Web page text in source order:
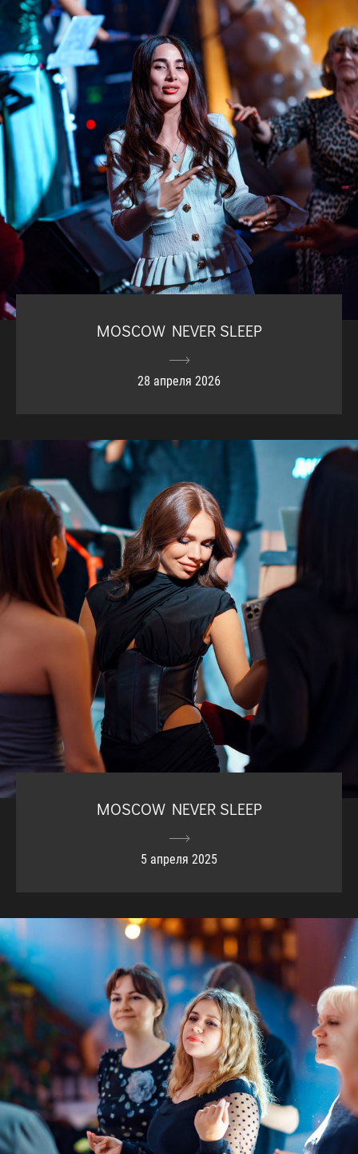
MOSCOW NEVER SLEEP
28 апреля 2026
MOSCOW NEVER SLEEP
5 апреля 2025